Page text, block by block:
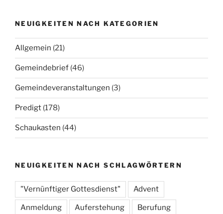
NEUIGKEITEN NACH KATEGORIEN
Allgemein (21)
Gemeindebrief (46)
Gemeindeveranstaltungen (3)
Predigt (178)
Schaukasten (44)
NEUIGKEITEN NACH SCHLAGWÖRTERN
"Vernünftiger Gottesdienst" Advent
Anmeldung Auferstehung Berufung